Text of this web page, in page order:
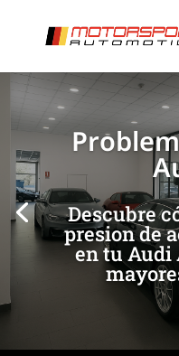
Descubre
presion de
en tu Audi
[/et_pb_slide] [/et_pb_slide]